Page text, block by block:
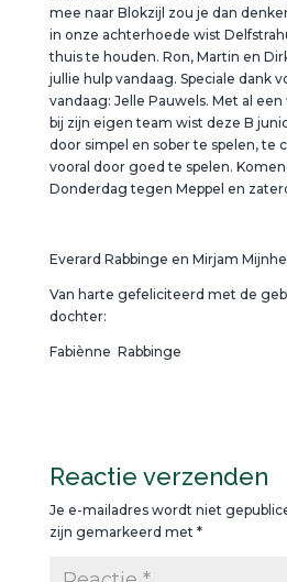
mee naar Blokzijl zou je dan
in onze achterhoede wist
thuis te houden. Ron, Martin en
jullie hulp vandaag. Speciale dank
vandaag: Jelle Pauwels. Met al
bij zijn eigen team wist deze B
door simpel en sober te spelen, te
vooral door goed te spelen.
Donderdag tegen Meppel en
Everard Rabbinge en Mirjam
Van harte gefeliciteerd met de
dochter:
Fabiènne Rabbinge
Reactie verzenden
Je e-mailadres wordt niet
zijn gemarkeerd met *